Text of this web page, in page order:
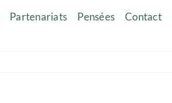
Partenariats Pensées Contact